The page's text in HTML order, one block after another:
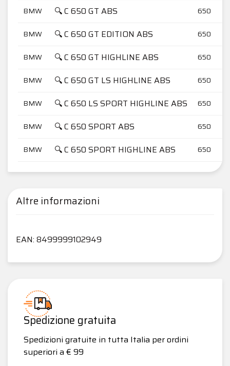
BMW 🔍 C 650 GT ABS 650
BMW 🔍 C 650 GT EDITION ABS 650
BMW 🔍 C 650 GT HIGHLINE ABS 650
BMW 🔍 C 650 GT LS HIGHLINE ABS 650
BMW 🔍 C 650 LS SPORT HIGHLINE ABS 650
BMW 🔍 C 650 SPORT ABS 650
BMW 🔍 C 650 SPORT HIGHLINE ABS 650
Altre informazioni
EAN: 8499999102949
Spedizione gratuita
Spedizioni gratuite in tutta Italia per ordini
superiori a € 99